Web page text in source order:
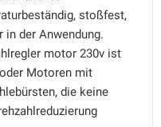
stoßfest,
der Anwendung.
motor 230v ist
Motoren mit
die keine